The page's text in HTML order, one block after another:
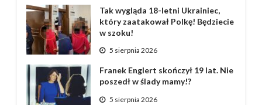
Tak wygląda 18-letni Ukrainiec,
który zaatakował Polkę! Będziecie
w szoku!
5 sierpnia 2026
Franek Englert skończył 19 lat. Nie
poszedł w ślady mamy!?
5 sierpnia 2026